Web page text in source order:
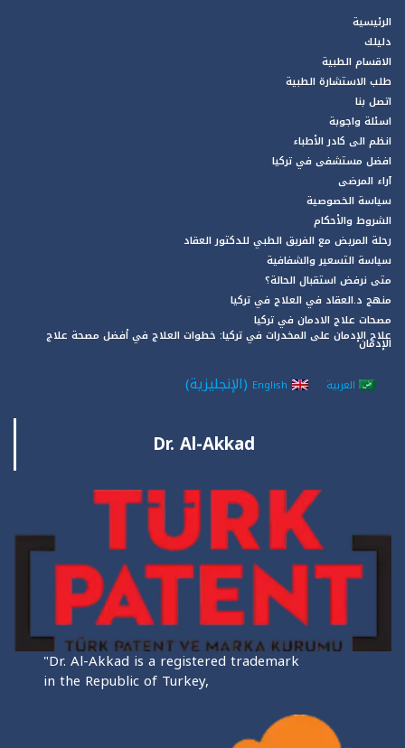
الرئيسية
دليلك
الاقسام الطبية
طلب الاستشارة الطبية
اتصل بنا
اسئلة واجوبة
انظم الى كادر الأطباء
افضل مستشفى في تركيا
آراء المرضى
سياسة الخصوصية
الشروط والأحكام
رحلة المريض مع الفريق الطبي للدكتور العقاد
سياسة التسعير والشفافية
متى نرفض استقبال الحالة؟
منهج د.العقاد في العلاج في تركيا
مصحات علاج الادمان في تركيا
علاج الإدمان على المخدرات في تركيا: خطوات العلاج في أفضل مصحة علاج
الإدمان
العربية English
(الإنجليزية)
Dr. Al-Akkad
"Dr. Al-Akkad is a registered trademark
in the Republic of Turkey,